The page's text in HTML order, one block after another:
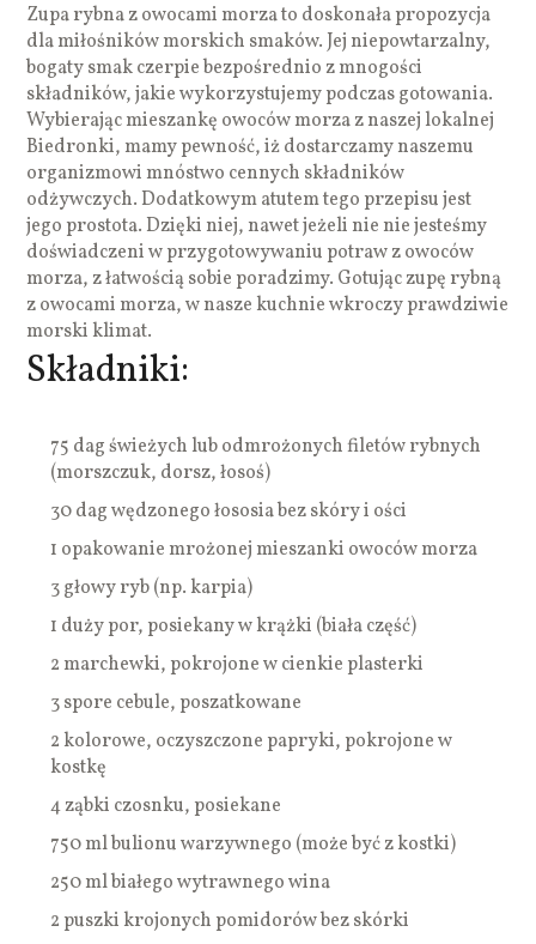
Zupa rybna z owocami morza to doskonała propozycja
dla miłośników morskich smaków. Jej niepowtarzalny,
bogaty smak czerpie bezpośrednio z mnogości
składników, jakie wykorzystujemy podczas gotowania.
Wybierając mieszankę owoców morza z naszej lokalnej
Biedronki, mamy pewność, iż dostarczamy naszemu
organizmowi mnóstwo cennych składników
odżywczych. Dodatkowym atutem tego przepisu jest
jego prostota. Dzięki niej, nawet jeżeli nie nie jesteśmy
doświadczeni w przygotowywaniu potraw z owoców
morza, z łatwością sobie poradzimy. Gotując zupę rybną
z owocami morza, w nasze kuchnie wkroczy prawdziwie
morski klimat.
Składniki:
75 dag świeżych lub odmrożonych filetów rybnych
(morszczuk, dorsz, łosoś)
30 dag wędzonego łososia bez skóry i ości
1 opakowanie mrożonej mieszanki owoców morza
3 głowy ryb (np. karpia)
1 duży por, posiekany w krążki (biała część)
2 marchewki, pokrojone w cienkie plasterki
3 spore cebule, poszatkowane
2 kolorowe, oczyszczone papryki, pokrojone w
kostkę
4 ząbki czosnku, posiekane
750 ml bulionu warzywnego (może być z kostki)
250 ml białego wytrawnego wina
2 puszki krojonych pomidorów bez skórki